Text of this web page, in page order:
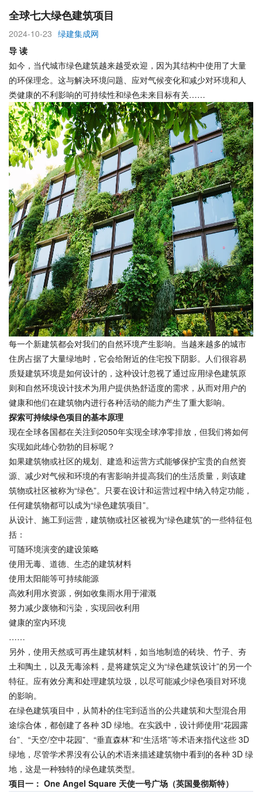
全球七大绿色建筑项目
2024-10-23 绿建集成网
导 读
如今，当代城市绿色建筑越来越受欢迎，因为其结构中使用了大量
的环保理念。这与解决环境问题、应对气候变化和减少对环境和人
类健康的不利影响的可持续性和绿色未来目标有关……
每一个新建筑都会对我们的自然环境产生影响。当越来越多的城市
住房占据了大量绿地时，它会给附近的住宅投下阴影。人们很容易
质疑建筑环境是如何设计的，这种设计忽视了通过应用绿色建筑原
则和自然环境设计技术为用户提供热舒适度的需求，从而对用户的
健康和他们在建筑物内进行各种活动的能力产生了重大影响。
探索可持续绿色项目的基本原理
现在全球各国都在关注到2050年实现全球净零排放，但我们将如何
实现如此雄心勃勃的目标呢？
如果建筑物或社区的规划、建造和运营方式能够保护宝贵的自然资
源、减少对气候和环境的有害影响并提高我们的生活质量，则该建
筑物或社区被称为“绿色”。只要在设计和运营过程中纳入特定功能，
任何建筑物都可以成为“绿色建筑项目”。
从设计、施工到运营，建筑物或社区被视为“绿色建筑”的一些特征包
括：
可随环境演变的建设策略
使用无毒、道德、生态的建筑材料
使用太阳能等可持续能源
高效利用水资源，例如收集雨水用于灌溉
努力减少废物和污染，实现回收利用
健康的室内环境
……
另外，使用天然或可再生建筑材料，如当地制造的砖块、竹子、夯
土和陶土，以及无毒涂料，是将建筑定义为“绿色建筑设计”的另一个
特征。应有效分离和处理建筑垃圾，以尽可能减少绿色项目对环境
的影响。
在绿色建筑项目中，从简朴的住宅到适当的公共建筑和大型混合用
途综合体，都创建了各种 3D 绿地。在实践中，设计师使用“花园露
台”、“天空/空中花园”、“垂直森林”和“生活塔”等术语来指代这些 3D
绿地，尽管学术界没有公认的术语来描述建筑物中看到的各种 3D 绿
地，这是一种独特的绿色建筑类型。
项目一： One Angel Square 天使一号广场 （英国曼彻斯特）